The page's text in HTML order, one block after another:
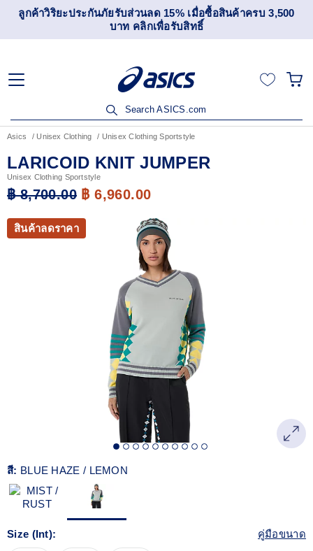
ลูกค้าวิริยะประกันภัยรับส่วนลด 15% เมื่อซื้อสินค้าครบ 3,500
บาท คลิกเพื่อรับสิทธิ์
Search ASICS.com
Asics Unisex Clothing Unisex Clothing Sportstyle
LARICOID KNIT JUMPER
Unisex Clothing Sportstyle
฿ 8,700.00 ฿ 6,960.00
สินค้าลดราคา
สี: BLUE HAZE / LEMON
Size (Int): คู่มือขนาด